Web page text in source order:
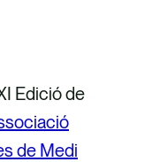
Edició de
de Medi